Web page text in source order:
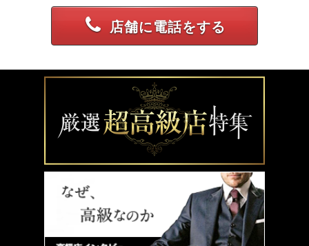
店舗に電話をする